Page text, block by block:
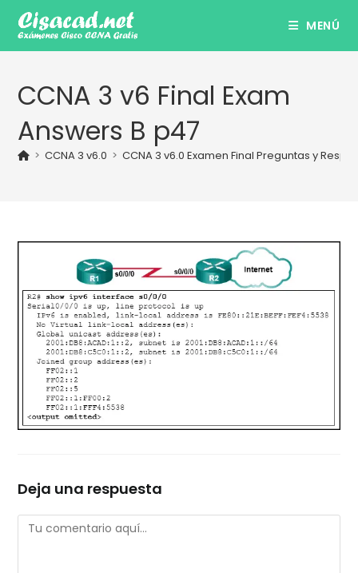
contenido
MENÚ
CCNA 3 v6 Final Exam
Answers B p47
> CCNA 3 v6.0 > CCNA 3 v6.0 Examen Final Preguntas y
Deja una respuesta
Comentario